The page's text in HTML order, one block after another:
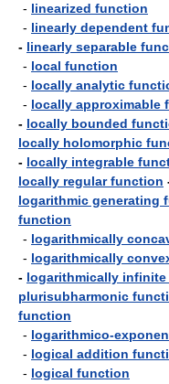
- linearized function
- linearly dependent
- linearly separable
- local function
- locally analytic
- locally approximable
- locally bounded
locally holomorphic
- locally integrable
locally regular function
logarithmic generating
function
- logarithmically
- logarithmically
- logarithmically
plurisubharmonic
function
- logarithmico-
- logical addition
- logical function